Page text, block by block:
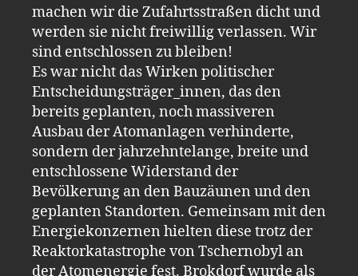
machen wir die Zufahrtsstraßen dicht und
werden sie nicht freiwillig verlassen. Wir
sind entschlossen zu bleiben!
Es war nicht das Wirken politischer
Entscheidungsträger_innen, das den
bereits geplanten, noch massiveren
Ausbau der Atomanlagen verhinderte,
sondern der jahrzehntelange, breite und
entschlossene Widerstand der
Bevölkerung an den Bauzäunen und den
geplanten Standorten. Gemeinsam mit den
Energiekonzernen hielten diese trotz der
Reaktorkatastrophe von Tschernobyl an
der Atomenergie fest. Brokdorf wurde als